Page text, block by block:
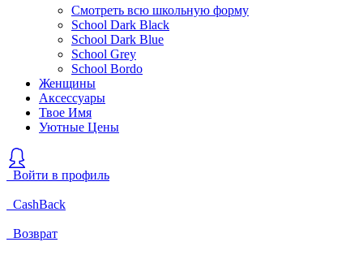
Смотреть всю школьную форму
School Dark Black
School Dark Blue
School Grey
School Bordo
Женщины
Аксессуары
Твое Имя
Уютные Цены
Войти в профиль
CashBack
Возврат